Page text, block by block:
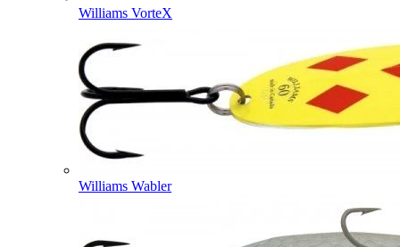
Williams VorteX
Williams Wabler